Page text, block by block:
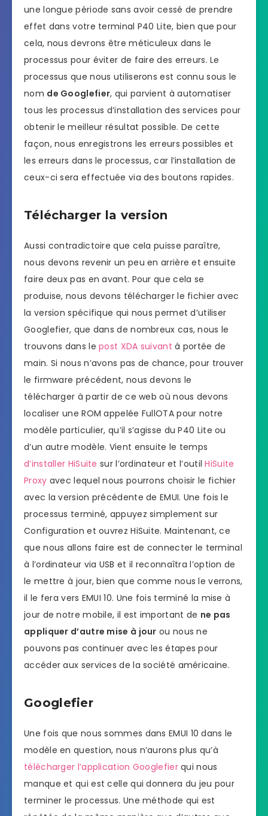
une longue période sans avoir cessé de prendre
effet dans votre terminal P40 Lite, bien que pour
cela, nous devrons être méticuleux dans le
processus pour éviter de faire des erreurs. Le
processus que nous utiliserons est connu sous le
nom de Googlefier, qui parvient à automatiser
tous les processus d’installation des services pour
obtenir le meilleur résultat possible. De cette
façon, nous enregistrons les erreurs possibles et
les erreurs dans le processus, car l’installation de
ceux-ci sera effectuée via des boutons rapides.
Télécharger la version
Aussi contradictoire que cela puisse paraître,
nous devons revenir un peu en arrière et ensuite
faire deux pas en avant. Pour que cela se
produise, nous devons télécharger le fichier avec
la version spécifique qui nous permet d’utiliser
Googlefier, que dans de nombreux cas, nous le
trouvons dans lepost XDA suivant à portée de
main. Si nous n’avons pas de chance, pour trouver
le firmware précédent, nous devons le
télécharger à partir de ce web où nous devons
localiser une ROM appelée FullOTA pour notre
modèle particulier, qu’il s’agisse du P40 Lite ou
d’un autre modèle. Vient ensuite le temps
d’installer HiSuite sur l’ordinateur et l’outilHiSuite
Proxy avec lequel nous pourrons choisir le fichier
avec la version précédente de EMUI. Une fois le
processus terminé, appuyez simplement sur
Configuration et ouvrez HiSuite. Maintenant, ce
que nous allons faire est de connecter le terminal
à l’ordinateur via USB et il reconnaîtra l’option de
le mettre à jour, bien que comme nous le verrons,
il le fera vers EMUI 10. Une fois terminé la mise à
jour de notre mobile, il est important de ne pas
appliquer d’autre mise à jour ou nous ne
pouvons pas continuer avec les étapes pour
accéder aux services de la société américaine.
Googlefier
Une fois que nous sommes dans EMUI 10 dans le
modèle en question, nous n’aurons plus qu’à
télécharger l’application Googlefierqui nous
manque et qui est celle qui donnera du jeu pour
terminer le processus. Une méthode qui est